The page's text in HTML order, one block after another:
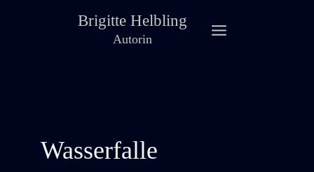
Brigitte Helbling
Autorin
Wasserfalle